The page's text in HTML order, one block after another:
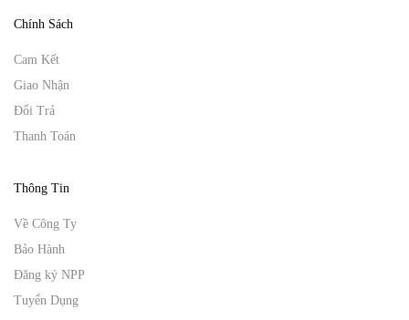
Chính Sách
Cam Kết
Giao Nhận
Đổi Trả
Thanh Toán
Thông Tin
Về Công Ty
Bảo Hành
Đăng ký NPP
Tuyển Dụng